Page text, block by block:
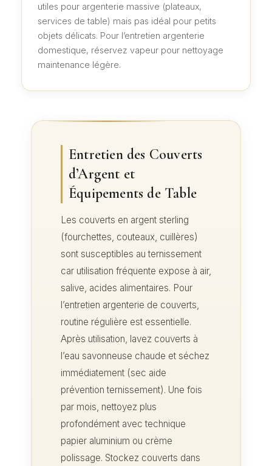
utiles pour argenterie massive (plateaux,
services de table) mais pas idéal pour petits
objets délicats. Pour l’entretien argenterie
domestique, réservez vapeur pour nettoyage
maintenance légère.
Entretien des Couverts
d’Argent et
Équipements de Table
Les couverts en argent sterling
(fourchettes, couteaux, cuillères)
sont susceptibles au ternissement
car utilisation fréquente expose à air,
salive, acides alimentaires. Pour
l’entretien argenterie de couverts,
routine régulière est essentielle.
Après utilisation, lavez couverts à
l’eau savonneuse chaude et séchez
immédiatement (sec aide
prévention ternissement). Une fois
par mois, nettoyez plus
profondément avec technique
papier aluminium ou crème
polissage. Stockez couverts dans